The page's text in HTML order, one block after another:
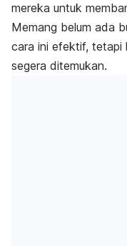
mereka untuk
Memang belum ada
cara ini efektif, tetapi
segera ditemukan.